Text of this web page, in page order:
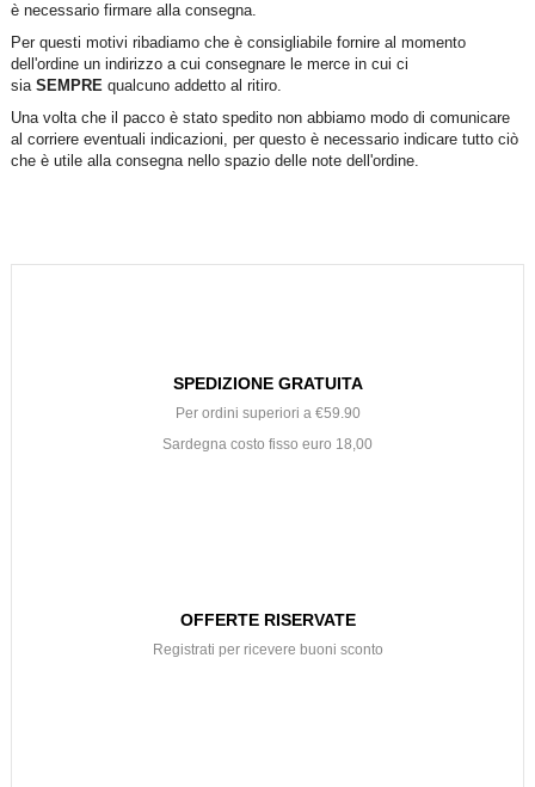
è necessario firmare alla consegna.
Per questi motivi ribadiamo che è consigliabile fornire al momento
dell'ordine un indirizzo a cui consegnare le merce in cui ci
sia SEMPRE qualcuno addetto al ritiro.
Una volta che il pacco è stato spedito non abbiamo modo di comunicare
al corriere eventuali indicazioni, per questo è necessario indicare tutto ciò
che è utile alla consegna nello spazio delle note dell'ordine.
SPEDIZIONE GRATUITA
Per ordini superiori a €59.90
Sardegna costo fisso euro 18,00
OFFERTE RISERVATE
Registrati per ricevere buoni sconto